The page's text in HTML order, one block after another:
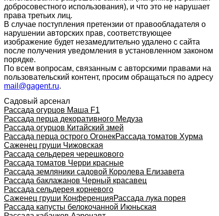
добросовестного использования), и что это не нарушает
права третьих лиц.
В случае поступления претензии от правообладателя о
нарушении авторских прав, соответствующее
изображение будет незамедлительно удалено с сайта
после получения уведомления в установленном законом
порядке.
По всем вопросам, связанным с авторскими правами на
пользовательский контент, просим обращаться по адресу
mail@gagent.ru.
Садовый арсенал
Рассада огурцов Маша F1
Рассада перца декоративного Медуза
Рассада огурцов Китайский змей
Рассада перца острого ОгонекРассада томатов Хурма
Саженец груши Чижовская
Рассада сельдерея черешкового
Рассада томатов Черри красные
Рассада земляники садовой Королева Елизавета
Рассада баклажанов Черный красавец
Рассада сельдерея корневого
Саженец груши КонференцияРассада лука порея
Рассада капусты белокочанной Июньская